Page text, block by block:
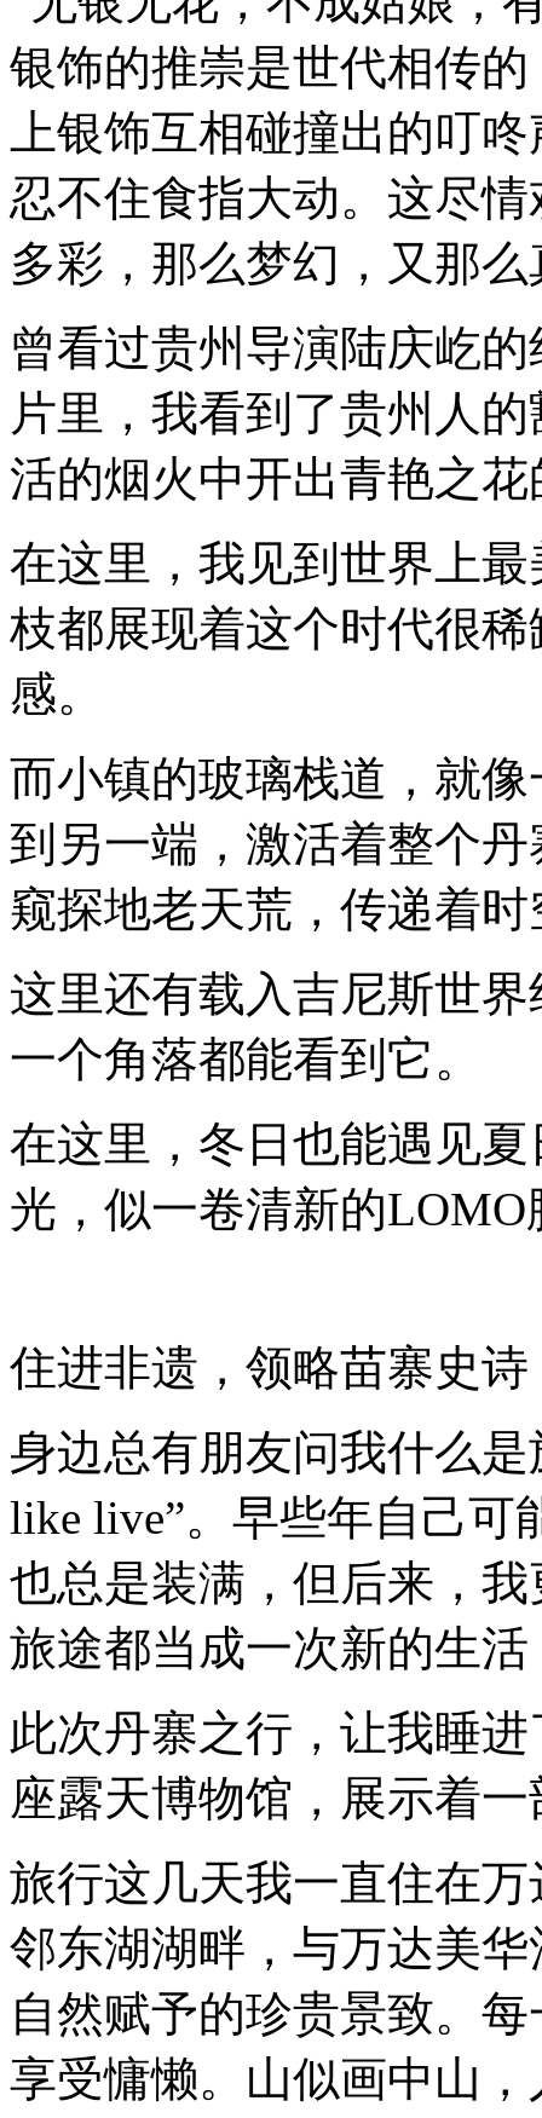
银饰的推崇是世代相传
上银饰互相碰撞出的叮
忍不住食指大动。这尽
多彩，那么梦幻，又那
曾看过贵州导演陆庆屹
片里，我看到了贵州人
活的烟火中开出青艳之
在这里，我见到世界上
枝都展现着这个时代很
感。
而小镇的玻璃栈道，就
到另一端，激活着整个
窥探地老天荒，传递着
这里还有载入吉尼斯世
一个角落都能看到它。
在这里，冬日也能遇见
光，似一卷清新的
住进非遗，领略苗寨史诗
身边总有朋友问我什么
like live”。早些年自己可
也总是装满，但后来，
旅途都当成一次新的生
此次丹寨之行，让我睡
座露天博物馆，展示着
旅行这几天我一直住在
邻东湖湖畔，与万达美
自然赋予的珍贵景致。
享受慵懒。山似画中山